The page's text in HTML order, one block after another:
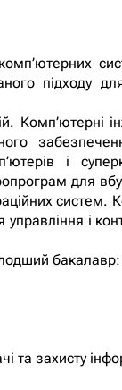
підходу
Комп’ютерні
і
для
систем.
і
бакалавр:
та захисту